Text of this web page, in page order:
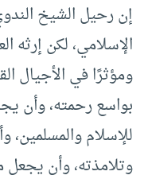
إن رحيل الشيخ
الإسلامي، لكن إرثه
ومؤثرًا في الأجيال
بواسع رحمته، وأن
للإسلام والمسلمين،
وتلامذته، وأن